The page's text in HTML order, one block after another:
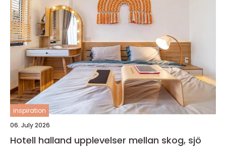
inspiration
06. July 2026
Hotell halland upplevelser mellan skog, sjö